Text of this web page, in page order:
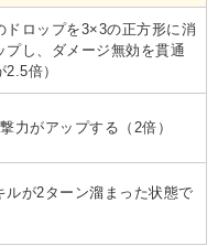
ドロップを3×3の正方形に消
プし、ダメージ無効を貫通
倍）
力がアップする（2倍）
ルが2ターン溜まった状態で